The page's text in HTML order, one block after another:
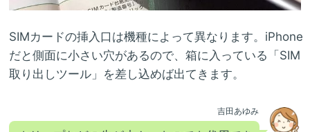
SIMカードの挿入口は機種によって異なります。iPhone
だと側面に小さい穴があるので、箱に入っている「SIM
取り出しツール」を差し込めば出てきます。
吉田あゆみ